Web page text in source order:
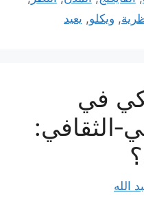
, ويكلو, يعيد
في
الله